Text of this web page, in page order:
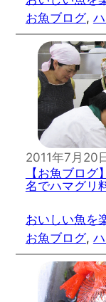
お魚ブログ,
2011年7月20
【お魚ブロ
名でハマグリ
おいしい魚を
お魚ブログ,